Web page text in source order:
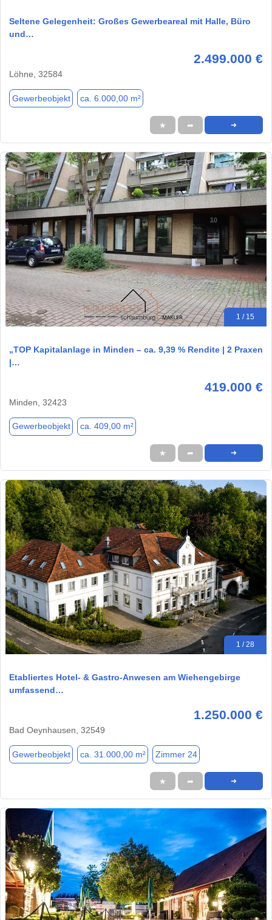
Seltene Gelegenheit: Großes Gewerbeareal mit Halle, Büro
und…
2.499.000 €
Löhne, 32584
Gewerbeobjekt ca. 6.000,00 m²
★ ➦ ➜
1 / 15
„TOP Kapitalanlage in Minden – ca. 9,39 % Rendite | 2 Praxen
|…
419.000 €
Minden, 32423
Gewerbeobjekt ca. 409,00 m²
★ ➦ ➜
1 / 28
Etabliertes Hotel- & Gastro-Anwesen am Wiehengebirge
umfassend…
1.250.000 €
Bad Oeynhausen, 32549
Gewerbeobjekt ca. 31.000,00 m² Zimmer 24
★ ➦ ➜